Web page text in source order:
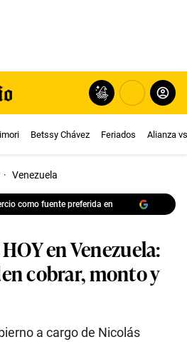
Betssy Chávez Feriados Alianza
· Venezuela
como fuente preferida en
en Venezuela:
cobrar, monto y
a cargo de Nicolás